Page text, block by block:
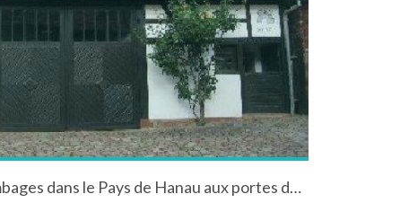
Gîte dans une ferme à colombages dans le Pays de Hanau aux portes du Parc Naturel des Vosges du Nord